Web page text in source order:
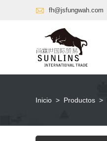
 fh@jsfungwah.com
Inicio > Productos >